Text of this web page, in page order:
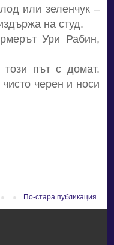
или зеленчук –
на студ.
Ури Рабин,
този път с домат.
черен и носи
По-стара публикация